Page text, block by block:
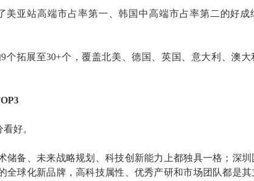
美亚站高端市占率第一、韩国中高端市占率第二的好成
9个拓展至30+个，覆盖北美、德国、英国、意大利、澳大
好。
储备 未来战略规划 科技创新能力 上都独具一格 ； 深圳
全球化新品牌，高科技属性、优秀产研和市场团队都是其